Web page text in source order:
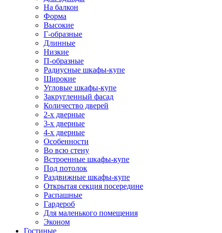
На балкон
Форма
Высокие
Г-образные
Длинные
Низкие
П-образные
Радиусные шкафы-купе
Широкие
Угловые шкафы-купе
Закругленный фасад
Количество дверей
2-х дверные
3-х дверные
4-х дверные
Особенности
Во всю стену
Встроенные шкафы-купе
Под потолок
Раздвижные шкафы-купе
Открытая секция посередине
Распашные
Гардероб
Для маленького помещения
Эконом
Гостиные